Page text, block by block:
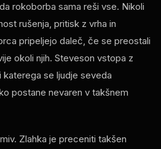
rokoborba sama reši vse. Nikoli
rušenja, pritisk z vrha in
​​​​pripeljejo daleč, če se preostali
okoli njih. Steveson vstopa z
se ljudje seveda
postane nevaren v takšnem
Zlahka je preceniti takšen